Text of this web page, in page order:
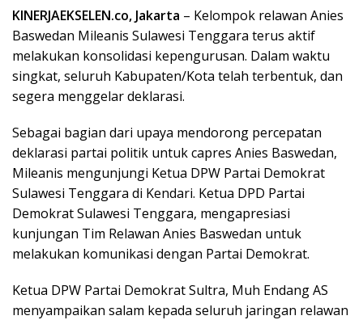
KINERJAEKSELEN.co, Jakarta – Kelompok relawan Anies
Baswedan Mileanis Sulawesi Tenggara terus aktif
melakukan konsolidasi kepengurusan. Dalam waktu
singkat, seluruh Kabupaten/Kota telah terbentuk, dan
segera menggelar deklarasi.
Sebagai bagian dari upaya mendorong percepatan
deklarasi partai politik untuk capres Anies Baswedan,
Mileanis mengunjungi Ketua DPW Partai Demokrat
Sulawesi Tenggara di Kendari. Ketua DPD Partai
Demokrat Sulawesi Tenggara, mengapresiasi
kunjungan Tim Relawan Anies Baswedan untuk
melakukan komunikasi dengan Partai Demokrat.
Ketua DPW Partai Demokrat Sultra, Muh Endang AS
menyampaikan salam kepada seluruh jaringan relawan